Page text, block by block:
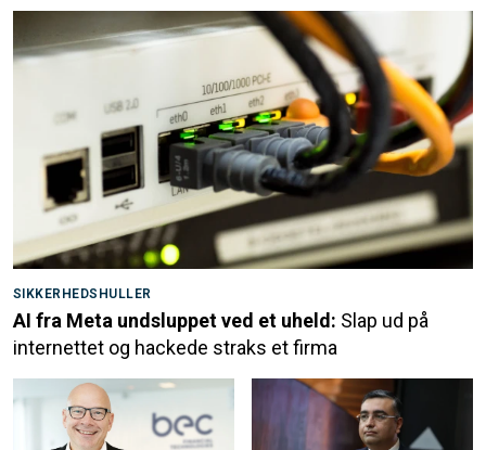
SIKKERHEDSHULLER
AI fra Meta undsluppet ved et uheld: Slap ud på
internettet og hackede straks et firma